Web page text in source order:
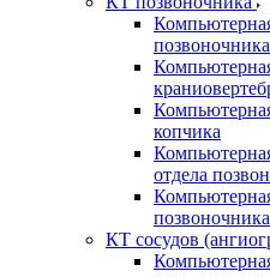
позвоночника
копчика
отдела
позвоночника
КТ сосудов